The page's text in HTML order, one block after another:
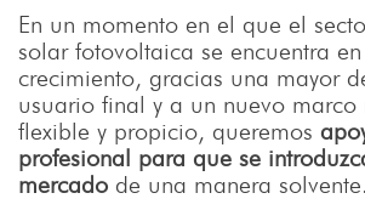
En un momento en el que el
solar fotovoltaica se encuentra
crecimiento, gracias una mayor
usuario final y a un nuevo marco
flexible y propicio, queremos
profesional para que se
mercado de una manera solvente.